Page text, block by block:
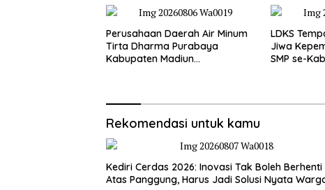
Perusahaan Daerah Air Minum
Tirta Dharma Purabaya
Kabupaten Madiun
LDKS
Jiwa
SMP se-
Rekomendasi untuk kamu
Kediri Cerdas 2026: Inovasi Tak Boleh Berhenti
Atas Panggung, Harus Jadi Solusi Nyata